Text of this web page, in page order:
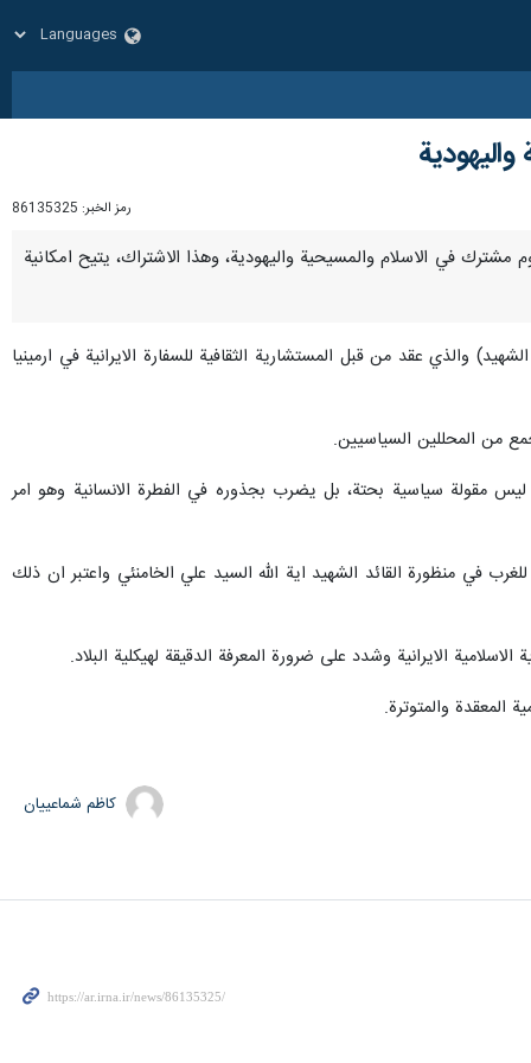
رمز الخبر: 86135325
مشترك في الاسلام والمسيحية واليهودية، وهذا الاشتراك، يتيح امكانية
والذي عقد من قبل المستشارية الثقافية للسفارة الايرانية في ارمينيا
من المحللين السياسيين.
ليس مقولة سياسية بحتة، بل يضرب بجذوره في الفطرة الانسانية وهو امر
في منظورة القائد الشهيد اية الله السيد علي الخامنئي واعتبر ان ذلك
الايرانية وشدد على ضرورة المعرفة الدقيقة لهيكلية البلاد.
المعقدة والمتوترة.
کاظم شماعییان